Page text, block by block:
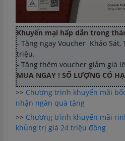
Khuyến mại hấp dẫn trong
- Tặng ngay Voucher Khảo
triệu.
- Tặng thêm voucher giảm giá
MUA NGAY ! SỐ LƯỢNG CÓ
>> Chương trình khuyến mãi
nhận ngàn quà tặng
>> Chương trình khuyến mãi
khủng trị giá 24 triệu đồng